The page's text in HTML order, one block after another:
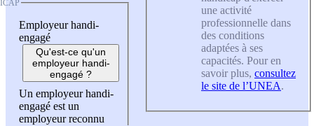
Employeur handi-
engagé
Qu'est-ce qu'un
employeur handi-
engagé ?
Un employeur handi-
engagé est un
employeur reconnu
une activité
professionnelle dans
des conditions
adaptées à ses
capacités. Pour en
savoir plus, consultez
le site de l’UNEA.